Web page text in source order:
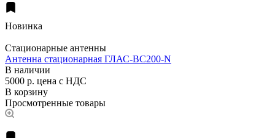
Новинка
Стационарные антенны
Антенна стационарная ГЛАС-BC200-N
В наличии
5000 р. цена с НДС
В корзину
Просмотренные товары